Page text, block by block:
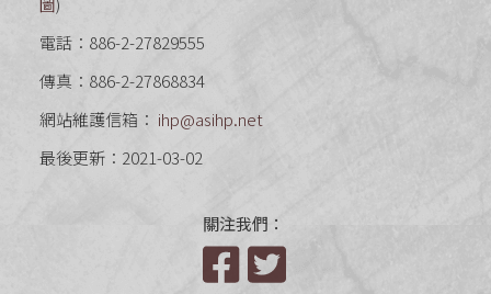
電話：886-2-27829555
傳真：886-2-27868834
網站維護信箱： ihp@asihp.net
最後更新：2021-03-02
關注我們：
Facebook